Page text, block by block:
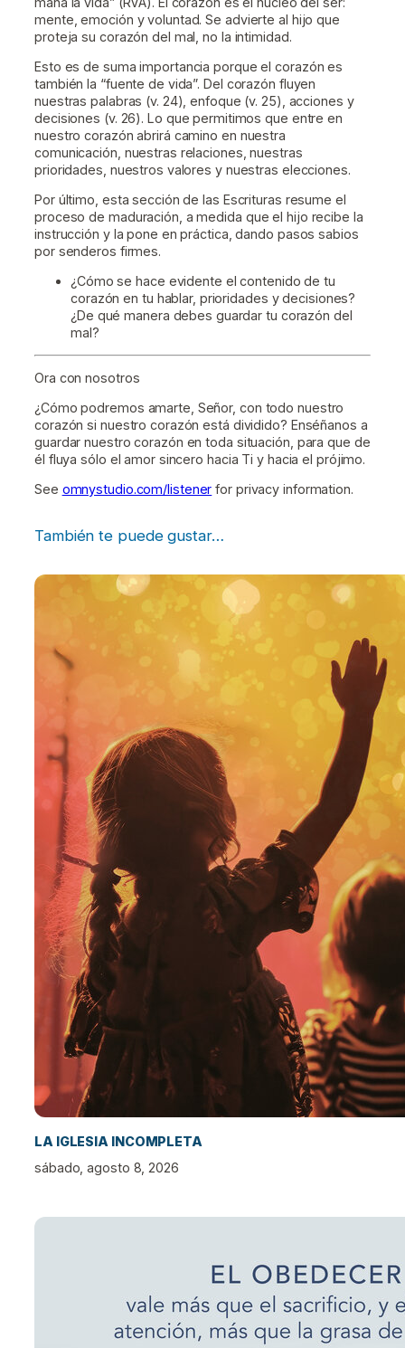
mente, emoción y voluntad. Se advierte al hijo que
proteja su corazón del mal, no la intimidad.
Esto es de suma importancia porque el corazón es
también la “fuente de vida”. Del corazón fluyen
nuestras palabras (v. 24), enfoque (v. 25), acciones y
decisiones (v. 26). Lo que permitimos que entre en
nuestro corazón abrirá camino en nuestra
comunicación, nuestras relaciones, nuestras
prioridades, nuestros valores y nuestras elecciones.
Por último, esta sección de las Escrituras resume el
proceso de maduración, a medida que el hijo recibe la
instrucción y la pone en práctica, dando pasos sabios
por senderos firmes.
¿Cómo se hace evidente el contenido de tu
corazón en tu hablar, prioridades y decisiones?
¿De qué manera debes guardar tu corazón del
mal?
Ora con nosotros
¿Cómo podremos amarte, Señor, con todo nuestro
corazón si nuestro corazón está dividido? Enséñanos a
guardar nuestro corazón en toda situación, para que de
él fluya sólo el amor sincero hacia Ti y hacia el prójimo.
See omnystudio.com/listener for privacy information.
También te puede gustar…
LA IGLESIA INCOMPLETA
sábado, agosto 8, 2026